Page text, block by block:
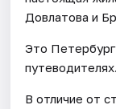
Довлатова и
Это
путеводителях.
В отличие от